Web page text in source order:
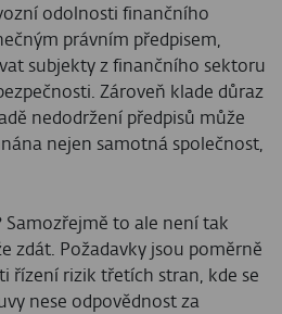
odolnosti finančního
právním předpisem,
subjekty z finančního sektoru
Zároveň klade důraz
nedodržení předpisů může
nejen samotná společnost,
Samozřejmě to ale není tak
zdát. Požadavky jsou poměrně
řízení rizik třetích stran, kde se
nese odpovědnost za